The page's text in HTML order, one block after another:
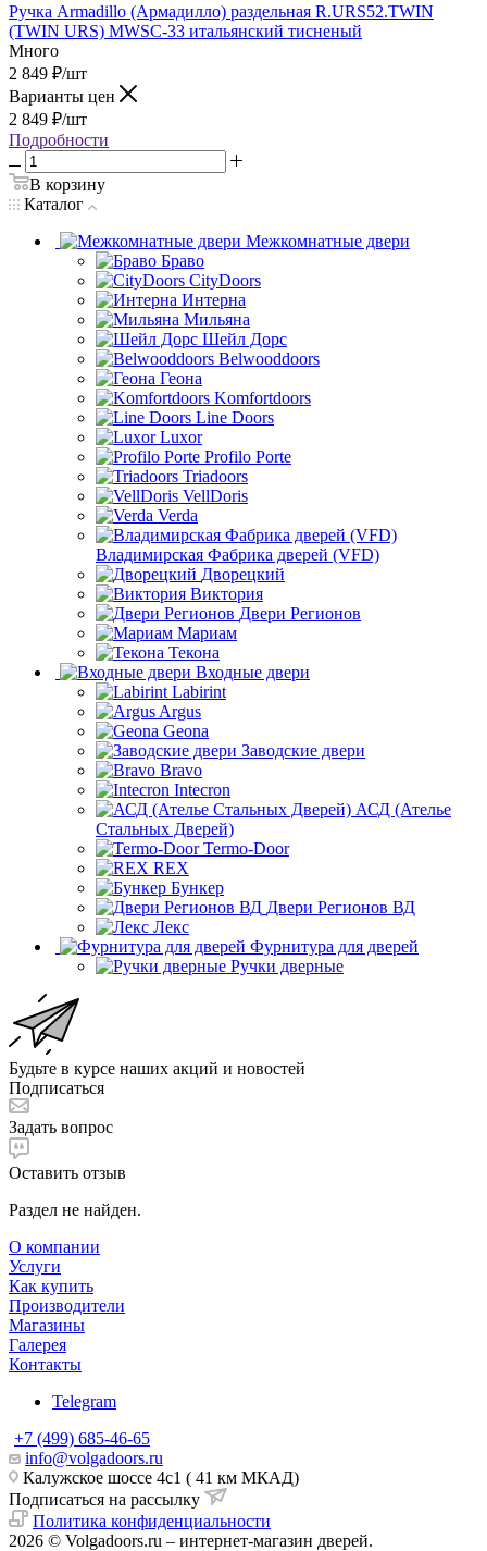
Ручка Armadillo (Армадилло) раздельная R.URS52.TWIN
(TWIN URS) MWSC-33 итальянский тисненый
Много
2 849 ₽/шт
Варианты цен
2 849 ₽/шт
Подробности
В корзину
Каталог
Межкомнатные двери
Браво
CityDoors
Интерна
Мильяна
Шейл Дорс
Belwooddoors
Геона
Komfortdoors
Line Doors
Luxor
Profilo Porte
Triadoors
VellDoris
Verda
Владимирская Фабрика дверей (VFD)
Дворецкий
Виктория
Двери Регионов
Мариам
Текона
Входные двери
Labirint
Argus
Geona
Заводские двери
Bravo
Intecron
АСД (Ателье
Стальных Дверей)
Termo-Door
REX
Бункер
Двери Регионов ВД
Лекс
Фурнитура для дверей
Ручки дверные
Будьте в курсе наших акций и новостей
Подписаться
Задать вопрос
Оставить отзыв
Раздел не найден.
О компании
Услуги
Как купить
Производители
Магазины
Галерея
Контакты
Telegram
+7 (499) 685-46-65
info@volgadoors.ru
Калужское шоссе 4с1 ( 41 км МКАД)
Подписаться на рассылку
Политика конфиденциальности
2026 © Volgadoors.ru – интернет-магазин дверей.